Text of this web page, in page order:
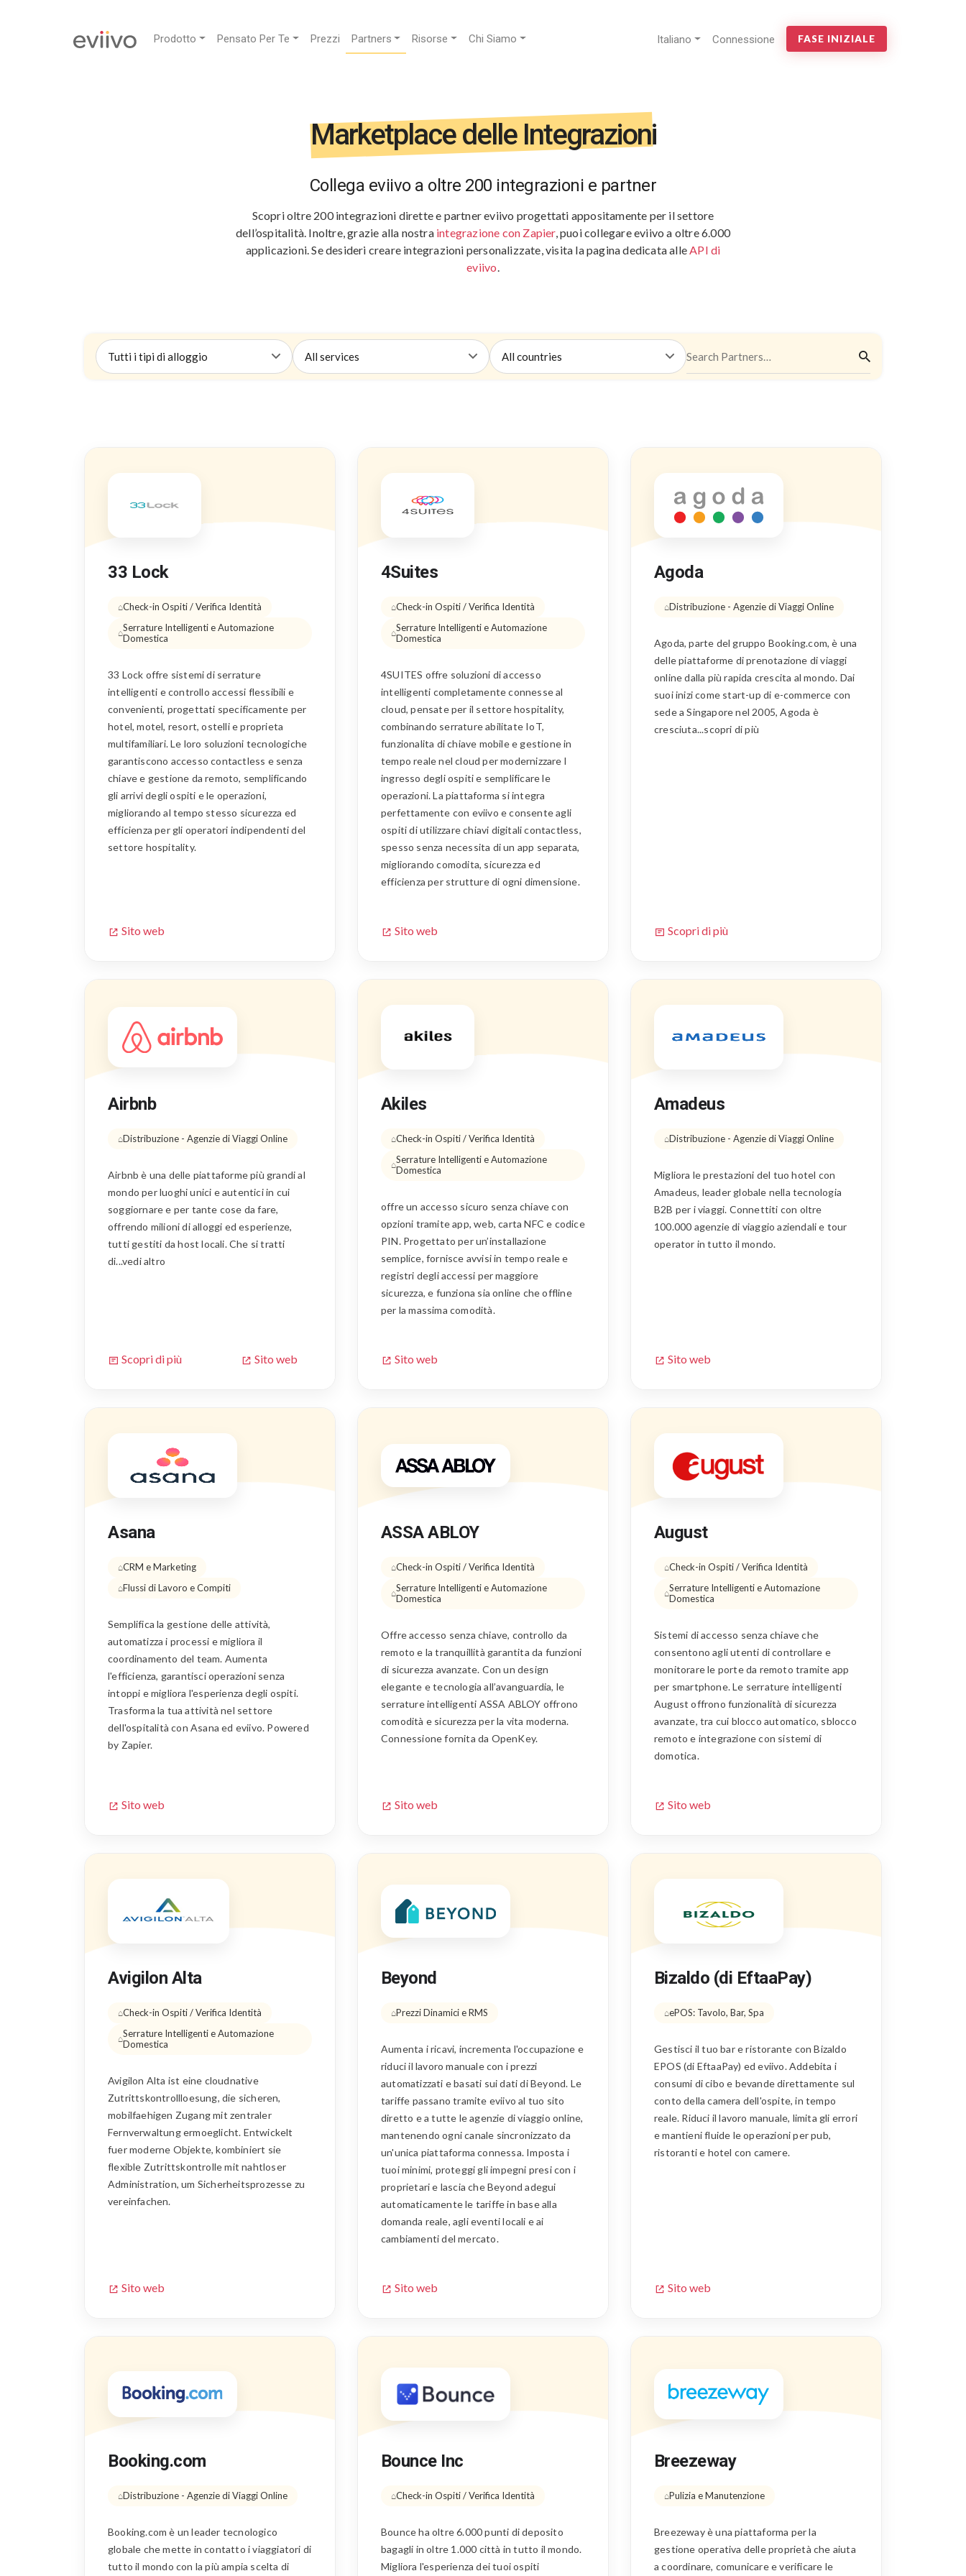
Prodotto Pensato Per Te Prezzi Partners Risorse Chi Siamo Italiano Connessione FASE INIZIALE
Marketplace delle Integrazioni
Collega eviivo a oltre 200 integrazioni e partner
Scopri oltre 200 integrazioni dirette e partner eviivo progettati appositamente per il settore
dell’ospitalità. Inoltre, grazie alla nostra integrazione con Zapier, puoi collegare eviivo a oltre 6.000
applicazioni. Se desideri creare integrazioni personalizzate, visita la pagina dedicata alleAPI di
eviivo.
33 Lock
Check-in Ospiti / Verifica Identità
Serrature Intelligenti e Automazione
Domestica
33 Lock offre sistemi di serrature
intelligenti e controllo accessi flessibili e
convenienti, progettati specificamente per
hotel, motel, resort, ostelli e proprieta
multifamiliari. Le loro soluzioni tecnologiche
garantiscono accesso contactless e senza
chiave e gestione da remoto, semplificando
gli arrivi degli ospiti e le operazioni,
migliorando al tempo stesso sicurezza ed
efficienza per gli operatori indipendenti del
settore hospitality.
Sito web
4Suites
Check-in Ospiti / Verifica Identità
Serrature Intelligenti e Automazione
Domestica
4SUITES offre soluzioni di accesso
intelligenti completamente connesse al
cloud, pensate per il settore hospitality,
combinando serrature abilitate IoT,
funzionalita di chiave mobile e gestione in
tempo reale nel cloud per modernizzare l
ingresso degli ospiti e semplificare le
operazioni. La piattaforma si integra
perfettamente con eviivo e consente agli
ospiti di utilizzare chiavi digitali contactless,
spesso senza necessita di un app separata,
migliorando comodita, sicurezza ed
efficienza per strutture di ogni dimensione.
Sito web
Agoda
Distribuzione - Agenzie di Viaggi Online
Agoda, parte del gruppo Booking.com, è una
delle piattaforme di prenotazione di viaggi
online dalla più rapida crescita al mondo. Dai
suoi inizi come start-up di e-commerce con
sede a Singapore nel 2005, Agoda è
cresciuta...scopri di più
Scopri di più
Airbnb
Distribuzione - Agenzie di Viaggi Online
Airbnb è una delle piattaforme più grandi al
mondo per luoghi unici e autentici in cui
soggiornare e per tante cose da fare,
offrendo milioni di alloggi ed esperienze,
tutti gestiti da host locali. Che si tratti
di...vedi altro
Scopri di più Sito web
Akiles
Check-in Ospiti / Verifica Identità
Serrature Intelligenti e Automazione
Domestica
offre un accesso sicuro senza chiave con
opzioni tramite app, web, carta NFC e codice
PIN. Progettato per un’installazione
semplice, fornisce avvisi in tempo reale e
registri degli accessi per maggiore
sicurezza, e funziona sia online che offline
per la massima comodità.
Sito web
Amadeus
Distribuzione - Agenzie di Viaggi Online
Migliora le prestazioni del tuo hotel con
Amadeus, leader globale nella tecnologia
B2B per i viaggi. Connettiti con oltre
100.000 agenzie di viaggio aziendali e tour
operator in tutto il mondo.
Sito web
Asana
CRM e Marketing
Flussi di Lavoro e Compiti
Semplifica la gestione delle attività,
automatizza i processi e migliora il
coordinamento del team. Aumenta
l'efficienza, garantisci operazioni senza
intoppi e migliora l'esperienza degli ospiti.
Trasforma la tua attività nel settore
dell'ospitalità con Asana ed eviivo. Powered
by Zapier.
Sito web
ASSA ABLOY
Check-in Ospiti / Verifica Identità
Serrature Intelligenti e Automazione
Domestica
Offre accesso senza chiave, controllo da
remoto e la tranquillità garantita da funzioni
di sicurezza avanzate. Con un design
elegante e tecnologia all’avanguardia, le
serrature intelligenti ASSA ABLOY offrono
comodità e sicurezza per la vita moderna.
Connessione fornita da OpenKey.
Sito web
August
Check-in Ospiti / Verifica Identità
Serrature Intelligenti e Automazione
Domestica
Sistemi di accesso senza chiave che
consentono agli utenti di controllare e
monitorare le porte da remoto tramite app
per smartphone. Le serrature intelligenti
August offrono funzionalità di sicurezza
avanzate, tra cui blocco automatico, sblocco
remoto e integrazione con sistemi di
domotica.
Sito web
Avigilon Alta
Check-in Ospiti / Verifica Identità
Serrature Intelligenti e Automazione
Domestica
Avigilon Alta ist eine cloudnative
Zutrittskontrollloesung, die sicheren,
mobilfaehigen Zugang mit zentraler
Fernverwaltung ermoeglicht. Entwickelt
fuer moderne Objekte, kombiniert sie
flexible Zutrittskontrolle mit nahtloser
Administration, um Sicherheitsprozesse zu
vereinfachen.
Sito web
Beyond
Prezzi Dinamici e RMS
Aumenta i ricavi, incrementa l'occupazione e
riduci il lavoro manuale con i prezzi
automatizzati e basati sui dati di Beyond. Le
tariffe passano tramite eviivo al tuo sito
diretto e a tutte le agenzie di viaggio online,
mantenendo ogni canale sincronizzato da
un'unica piattaforma connessa. Imposta i
tuoi minimi, proteggi gli impegni presi con i
proprietari e lascia che Beyond adegui
automaticamente le tariffe in base alla
domanda reale, agli eventi locali e ai
cambiamenti del mercato.
Sito web
Bizaldo (di EftaaPay)
ePOS: Tavolo, Bar, Spa
Gestisci il tuo bar e ristorante con Bizaldo
EPOS (di EftaaPay) ed eviivo. Addebita i
consumi di cibo e bevande direttamente sul
conto della camera dell'ospite, in tempo
reale. Riduci il lavoro manuale, limita gli errori
e mantieni fluide le operazioni per pub,
ristoranti e hotel con camere.
Sito web
Booking.com
Distribuzione - Agenzie di Viaggi Online
Booking.com è un leader tecnologico
globale che mette in contatto i viaggiatori di
tutto il mondo con la più ampia scelta di
Bounce Inc
Check-in Ospiti / Verifica Identità
Bounce ha oltre 6.000 punti di deposito
bagagli in oltre 1.000 città in tutto il mondo.
Migliora l'esperienza dei tuoi ospiti
Breezeway
Pulizia e Manutenzione
Breezeway è una piattaforma per la
gestione operativa delle proprietà che aiuta
a coordinare, comunicare e verificare le